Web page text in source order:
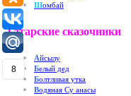
Шомбай
Татарские сказочники
Айсылу
Белый дед
Болтливая утка
Водяная Су анасы
8